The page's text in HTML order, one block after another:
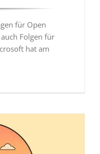
für Open
Folgen für
hat am